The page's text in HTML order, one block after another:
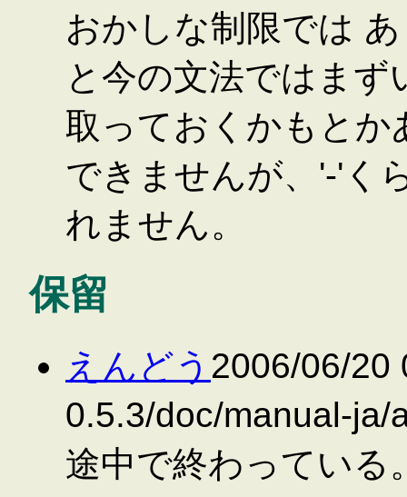
おかしな制限では
と今の文法ではま
取っておくかもとか
できませんが、'-'く
れません。
保留
えんどう 2006/06/20
0.5.3/doc/manual-ja/
途中で終わっている